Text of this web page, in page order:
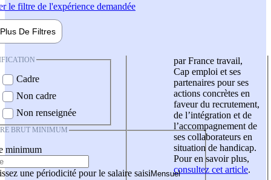
le filtre de l'expérience demandée
Plus De Filtres
Cadre
Non cadre
Non renseignée
BRUT MINIMUM
minimum
une périodicité pour le salaire saisi
par France travail,
Cap emploi et ses
partenaires pour ses
actions concrètes en
faveur du recrutement,
de l’intégration et de
l’accompagnement de
ses collaborateurs en
situation de handicap.
Pour en savoir plus,
consultez cet article.